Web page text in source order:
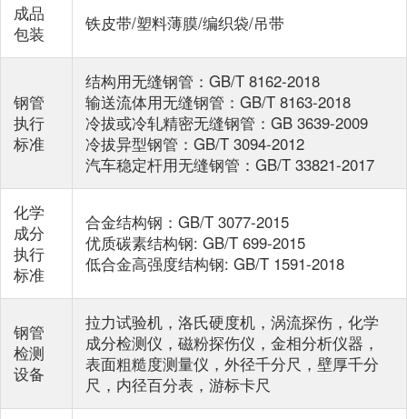
成品
包装
铁皮带/塑料薄膜/编织袋/吊带
钢管
执行
标准
结构用无缝钢管：GB/T 8162-2018
输送流体用无缝钢管：GB/T 8163-2018
冷拔或冷轧精密无缝钢管：GB 3639-2009
冷拔异型钢管：GB/T 3094-2012
汽车稳定杆用无缝钢管：GB/T 33821-2017
化学
成分
执行
标准
合金结构钢：GB/T 3077-2015
优质碳素结构钢: GB/T 699-2015
低合金高强度结构钢: GB/T 1591-2018
钢管
检测
设备
拉力试验机，洛氏硬度机，涡流探伤，化学
成分检测仪，磁粉探伤仪，金相分析仪器，
表面粗糙度测量仪，外径千分尺，壁厚千分
尺，内径百分表，游标卡尺